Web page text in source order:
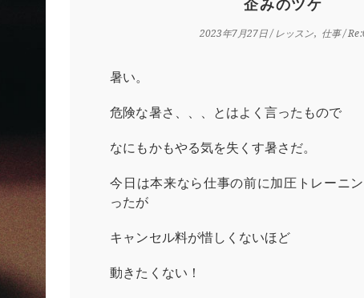
企みのツケ
2023年7月27日/レッスン 仕事/
暑い。
危険な暑さ、、、とはよく言ったもので
なにもかもやる気を失くす暑さだ。
今日は本来なら仕事の前に加圧トレーニ
ったが
キャンセル料が惜しくないほど
動きたくない！